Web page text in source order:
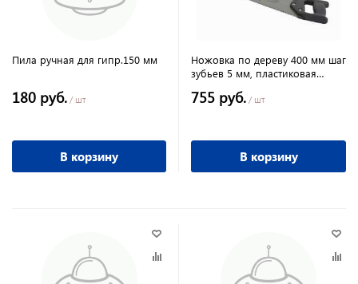
Пила ручная для гипр.150 мм
180 руб. / шт
В корзину
Ножовка по дереву 400 мм шаг
зубьев 5 мм, пластиковая
755 руб. / шт
В корзину